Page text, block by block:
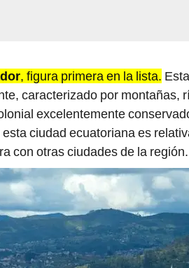
, figura primera en la lista.
caracterizado por montañas,
excelentemente
ciudad ecuatoriana es
con otras ciudades de la región.